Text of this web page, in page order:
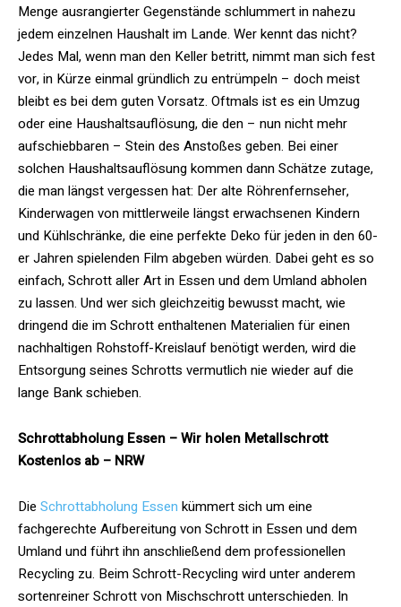
Menge ausrangierter Gegenstände schlummert in nahezu
jedem einzelnen Haushalt im Lande. Wer kennt das nicht?
Jedes Mal, wenn man den Keller betritt, nimmt man sich fest
vor, in Kürze einmal gründlich zu entrümpeln – doch meist
bleibt es bei dem guten Vorsatz. Oftmals ist es ein Umzug
oder eine Haushaltsauflösung, die den – nun nicht mehr
aufschiebbaren – Stein des Anstoßes geben. Bei einer
solchen Haushaltsauflösung kommen dann Schätze zutage,
die man längst vergessen hat: Der alte Röhrenfernseher,
Kinderwagen von mittlerweile längst erwachsenen Kindern
und Kühlschränke, die eine perfekte Deko für jeden in den 60-
er Jahren spielenden Film abgeben würden. Dabei geht es so
einfach, Schrott aller Art in Essen und dem Umland abholen
zu lassen. Und wer sich gleichzeitig bewusst macht, wie
dringend die im Schrott enthaltenen Materialien für einen
nachhaltigen Rohstoff-Kreislauf benötigt werden, wird die
Entsorgung seines Schrotts vermutlich nie wieder auf die
lange Bank schieben.
Schrottabholung Essen – Wir holen Metallschrott
Kostenlos ab – NRW
Die Schrottabholung Essen kümmert sich um eine
fachgerechte Aufbereitung von Schrott in Essen und dem
Umland und führt ihn anschließend dem professionellen
Recycling zu. Beim Schrott-Recycling wird unter anderem
sortenreiner Schrott von Mischschrott unterschieden. In